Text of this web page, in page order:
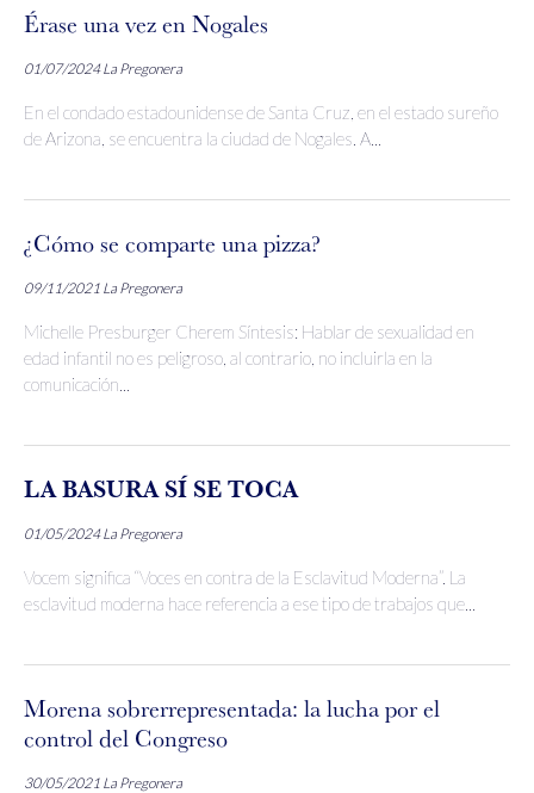
Érase una vez en Nogales
01/07/2024 La Pregonera
En el condado estadounidense de Santa Cruz, en el estado sureño
de Arizona, se encuentra la ciudad de Nogales. A...
¿Cómo se comparte una pizza?
09/11/2021 La Pregonera
Michelle Presburger Cherem Síntesis: Hablar de sexualidad en
edad infantil no es peligroso, al contrario, no incluirla en la
comunicación...
LA BASURA SÍ SE TOCA
01/05/2024 La Pregonera
Vocem significa “Voces en contra de la Esclavitud Moderna”. La
esclavitud moderna hace referencia a ese tipo de trabajos que...
Morena sobrerrepresentada: la lucha por el
control del Congreso
30/05/2021 La Pregonera